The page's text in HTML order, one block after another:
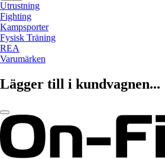
Utrustning
Fighting
Kampsporter
Fysisk Träning
REA
Varumärken
Lägger till i kundvagnen...